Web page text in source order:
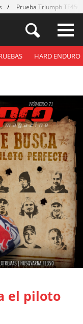
Prueba Triumph
HARD ENDURO
el piloto